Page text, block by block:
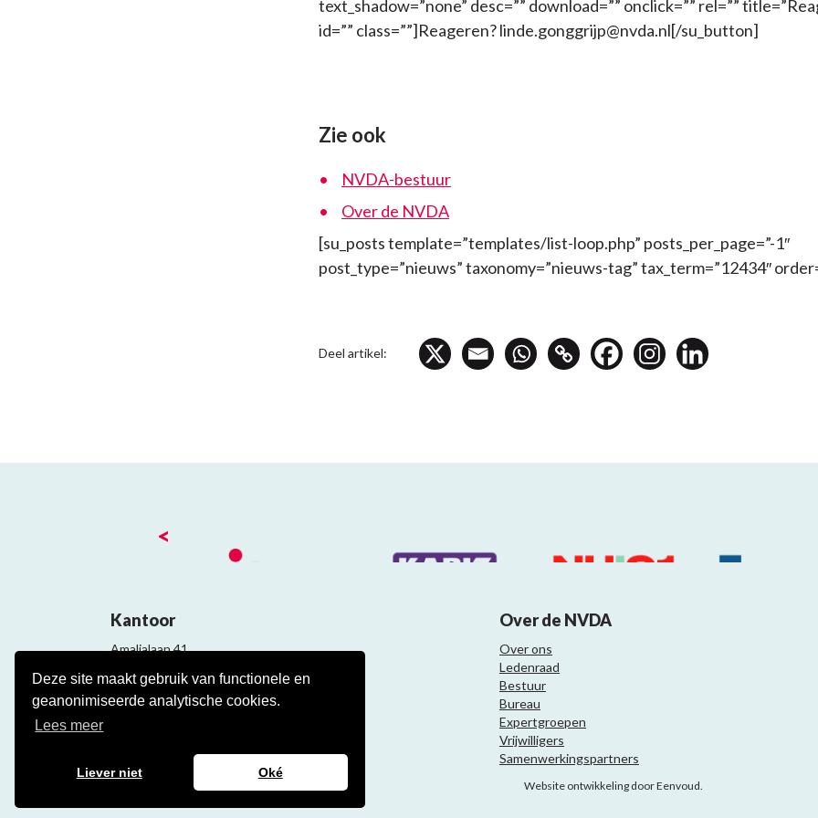
Deze site maakt gebruik van functionele en
geanonimiseerde analytische cookies.
Lees meer
Liever niet Oké
text_shadow=”none” desc=”” download=”” onclick=”” rel=””
id=”” class=””]Reageren? linde.gonggrijp@nvda.nl[/su_button]
Zie ook
NVDA-bestuur
Over de NVDA
[su_posts template=”templates/list-loop.php” posts_per_page=”-1″
post_type=”nieuws” taxonomy=”nieuws-tag” tax_term=”12434″
Deel artikel:
<
Kantoor
Amalialaan 41
Contact
Veelgestelde cao vragen
Over de NVDA
Over ons
Ledenraad
Bestuur
Bureau
Expertgroepen
Vrijwilligers
Samenwerkingspartners
Website ontwikkeling door Eenvoud.